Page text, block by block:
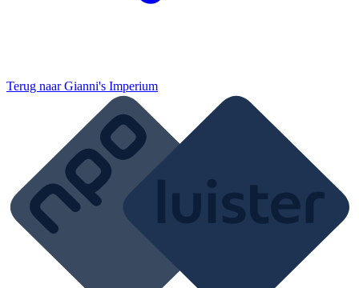
Terug naarGianni's Imperium